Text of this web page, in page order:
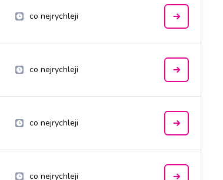
co nejrychleji
co nejrychleji
co nejrychleji
co nejrychleji